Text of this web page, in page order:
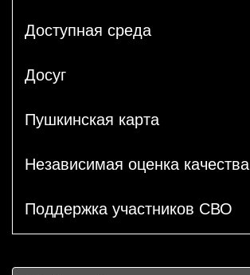
Доступная среда
Досуг
Пушкинская карта
Независимая оценка качества
Поддержка участников СВО